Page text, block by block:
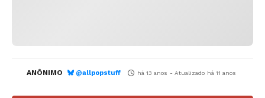
ANÔNIMO @allpopstuff há 13 anos - Atualizado há 11 anos